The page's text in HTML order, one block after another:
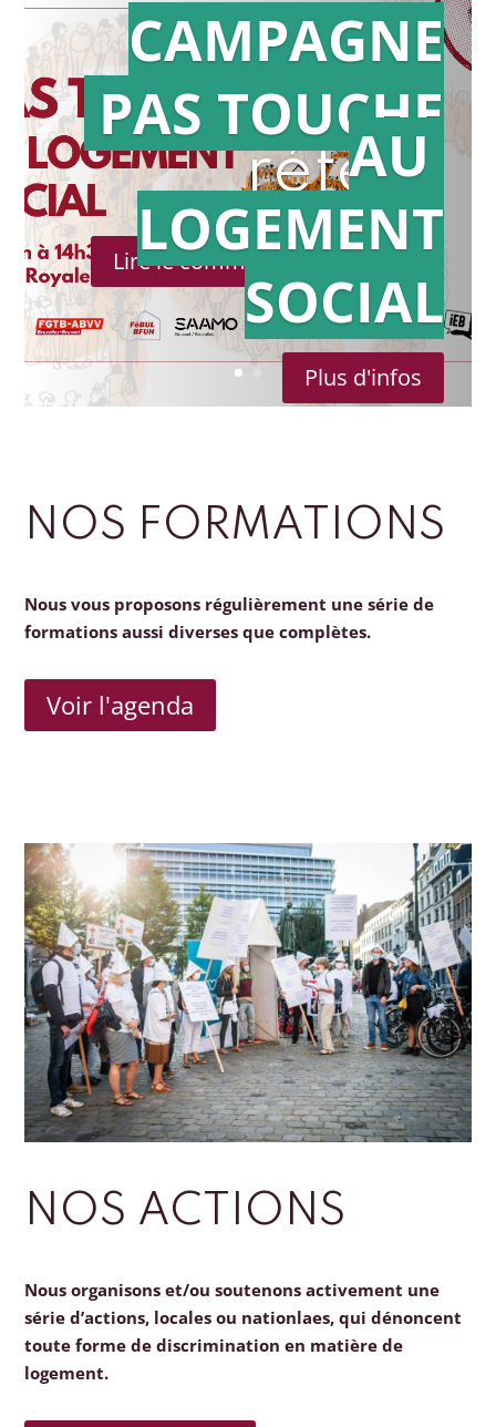
Action en
référé
Lire le communiqué de presse
CAMPAGNE
PAS TOUCHE
AU
LOGEMENT
SOCIAL
Plus d'infos
NOS FORMATIONS
Nous vous proposons régulièrement une série de
formations aussi diverses que complètes.
Voir l'agenda
NOS ACTIONS
Nous organisons et/ou soutenons activement une
série d’actions, locales ou nationlaes, qui dénoncent
toute forme de discrimination en matière de
logement.